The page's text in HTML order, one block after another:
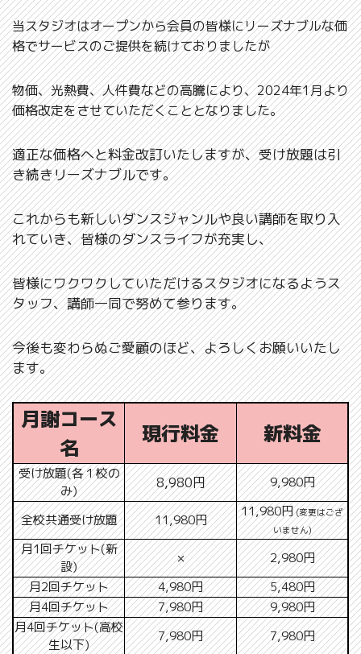
当スタジオはオープンから会員の皆様にリーズナブルな価
格でサービスのご提供を続けておりましたが
物価、光熱費、人件費などの高騰により、2024年1月より
価格改定をさせていただくこととなりました。
適正な価格へと料金改訂いたしますが、受け放題は引
き続きリーズナブルです。
これからも新しいダンスジャンルや良い講師を取り入
れていき、皆様のダンスライフが充実し、
皆様にワクワクしていただけるスタジオになるようス
タッフ、講師一同で努めて参ります。
今後も変わらぬご愛顧のほど、よろしくお願いいたし
ます。
月謝コース
名
現行料金 新料金
受け放題(各１校の
み)
8,980円 9,980円
全校共通受け放題 11,980円
11,980円(変更はござ
いません)
月1回チケット(新
設)
×
2,980円
月2回チケット
4,980円
5,480円
月4回チケット
7,980円
9,980円
月4回チケット(高校
生以下)
7,980円
7,980円